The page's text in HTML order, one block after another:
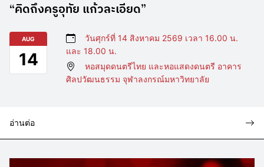
“คิดถึงครูอุทัย แก้วละเอียด”
AUG
14
วันศุกร์ที่ 14 สิงหาคม 2569 เวลา 16.00 น.
และ 18.00 น.
หอสมุดดนตรีไทย และหอแสดงดนตรี อาคาร
ศิลปวัฒนธรรม จุฬาลงกรณ์มหาวิทยาลัย
อ่านต่อ